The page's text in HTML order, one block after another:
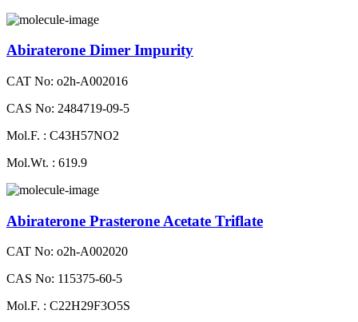
Abiraterone Dimer Impurity
CAT No: o2h-A002016
CAS No: 2484719-09-5
Mol.F. : C43H57NO2
Mol.Wt. : 619.9
Abiraterone Prasterone Acetate Triflate
CAT No: o2h-A002020
CAS No: 115375-60-5
Mol.F. : C22H29F3O5S